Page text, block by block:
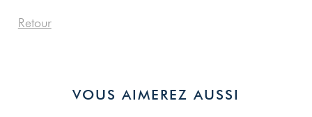
Retour
VOUS AIMEREZ AUSSI